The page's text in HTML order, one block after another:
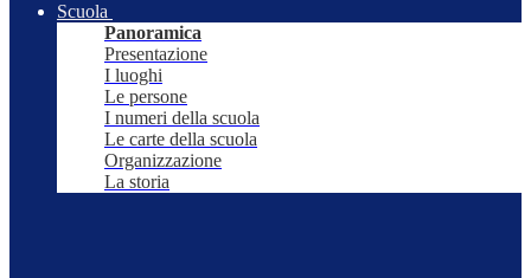
Scuola
Panoramica
Presentazione
I luoghi
Le persone
I numeri della scuola
Le carte della scuola
Organizzazione
La storia